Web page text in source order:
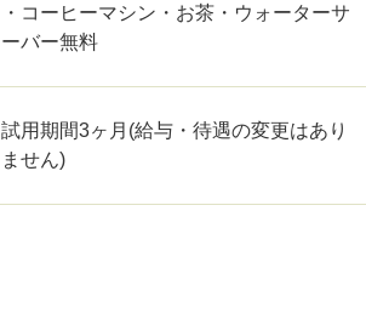
・コーヒーマシン・お茶・ウォーターサ
ーバー無料
試用期間3ヶ月(給与・待遇の変更はあり
ません)